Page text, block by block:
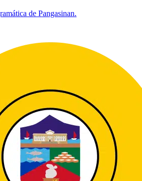
de Pangasinan.